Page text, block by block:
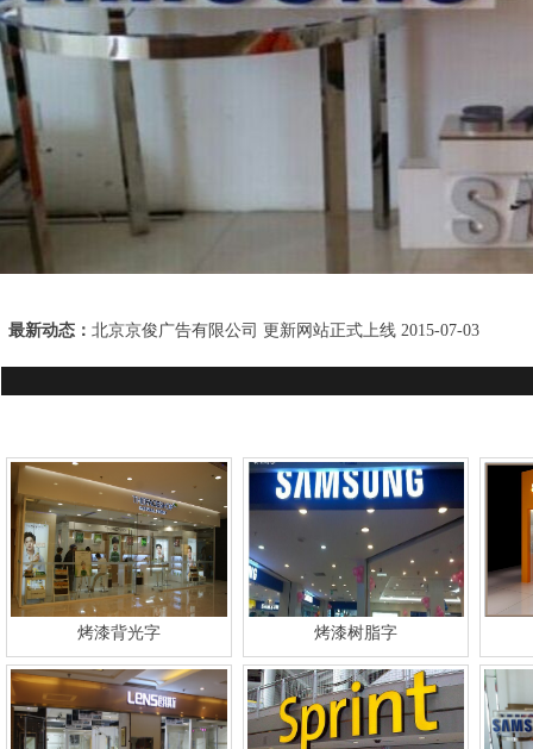
最新动态： 北京京俊广告有限公司 更新网站正式上线 2015-07-03
烤漆背光字 烤漆树脂字